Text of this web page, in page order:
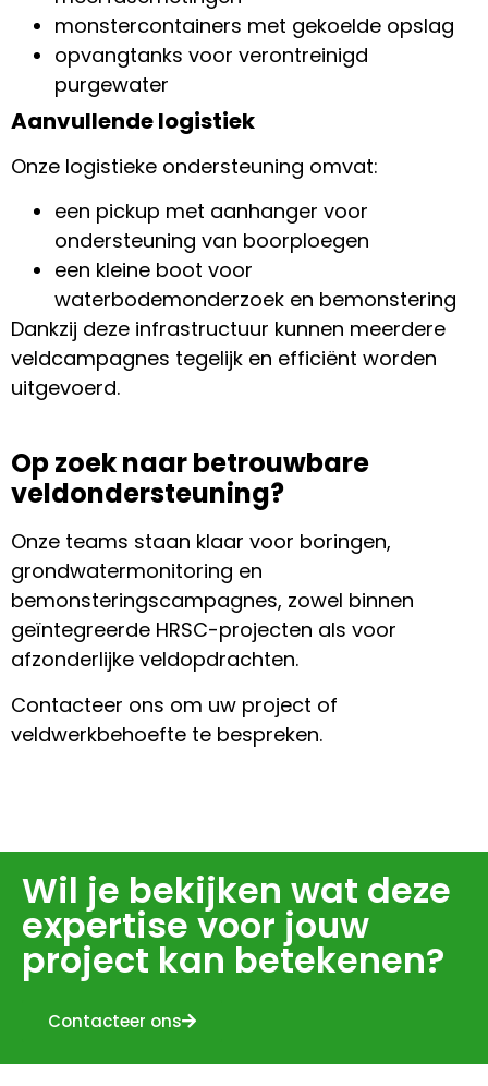
monstercontainers met gekoelde opslag
opvangtanks voor verontreinigd
purgewater
Aanvullende logistiek
Onze logistieke ondersteuning omvat:
een pickup met aanhanger voor
ondersteuning van boorploegen
een kleine boot voor
waterbodemonderzoek en bemonstering
Dankzij deze infrastructuur kunnen meerdere
veldcampagnes tegelijk en efficiënt worden
uitgevoerd.
Op zoek naar betrouwbare
veldondersteuning?
Onze teams staan klaar voor boringen,
grondwatermonitoring en
bemonsteringscampagnes, zowel binnen
geïntegreerde HRSC-projecten als voor
afzonderlijke veldopdrachten.
Contacteer ons om uw project of
veldwerkbehoefte te bespreken.
Wil je bekijken wat deze
expertise voor jouw
project kan betekenen?
Contacteer ons